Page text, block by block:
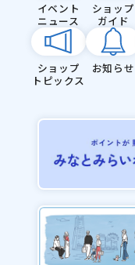
イベント
ニュース
ショップ
ガイド
ショップ
トピックス
お知らせ